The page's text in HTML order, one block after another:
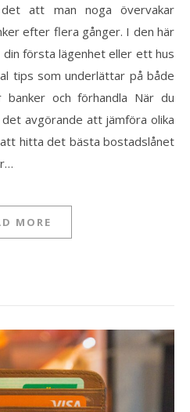
att man noga övervakar
efter flera gånger. I den här
första lägenhet eller ett hus
tips som underlättar på både
och förhandla När du
avgörande att jämföra olika
hitta det bästa bostadslånet
MORE